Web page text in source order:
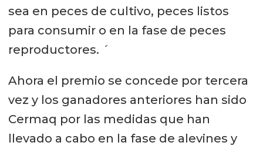
sea en peces de cultivo, peces listos
para consumir o en la fase de peces
reproductores. ´
Ahora el premio se concede por tercera
vez y los ganadores anteriores han sido
Cermaq por las medidas que han
llevado a cabo en la fase de alevines y